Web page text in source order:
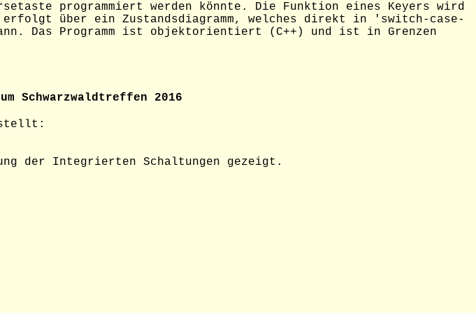
programmiert werden könnte. Die Funktion eines Keyers wird
über ein Zustandsdiagramm, welches direkt in 'switch-case-
Das Programm ist objektorientiert (C++) und ist in Grenzen
Schwarzwaldtreffen 2016
der Integrierten Schaltungen gezeigt.